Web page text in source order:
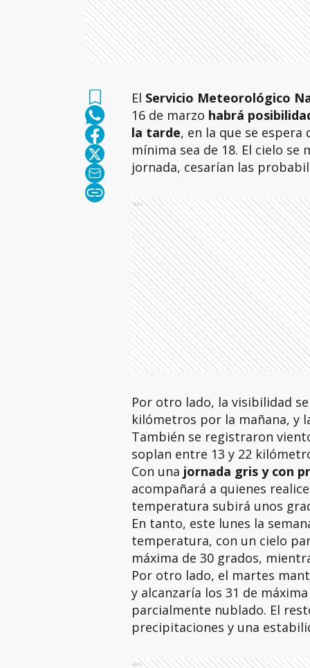
El Servicio Meteorológico
16 de marzo habrá
la tarde, en la que se espera
mínima sea de 18. El cielo
jornada, cesarían las
Ads
Por otro lado, la visibilidad
kilómetros por la mañana, y
También se registraron
soplan entre 13 y 22
Con una jornada gris y con
acompañará a quienes
temperatura subirá unos
En tanto, este lunes la
temperatura, con un cielo
máxima de 30 grados,
Por otro lado, el martes
y alcanzaría los 31 de
parcialmente nublado. El
precipitaciones y una
Ads